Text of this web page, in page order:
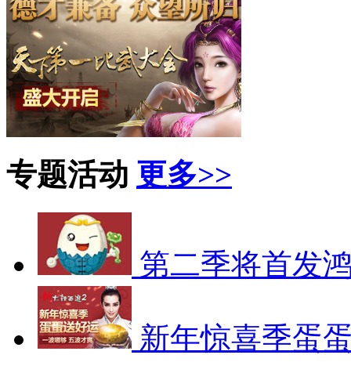
专题活动 更多>>
第二季将首发
新年惊喜季蛋